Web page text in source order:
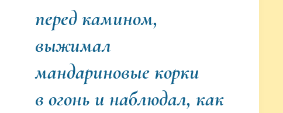
перед камином,
выжимал
мандариновые корки
в огонь и наблюдал, как